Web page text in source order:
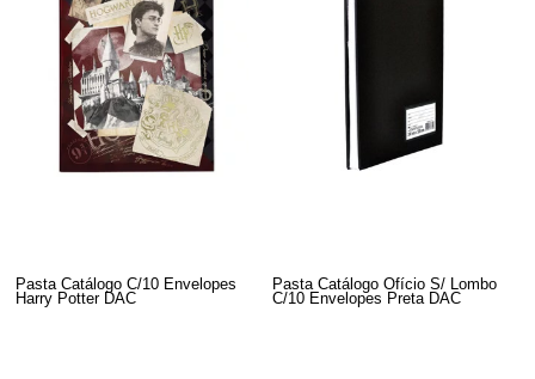
Pasta Catálogo C/10 Envelopes
Harry Potter DAC
Pasta Catálogo Ofício S/ Lombo
C/10 Envelopes Preta DAC